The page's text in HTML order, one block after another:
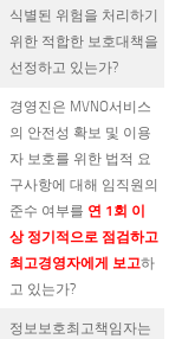
식별된 위험을 처리하기
위한 적합한 보호대책을
선정하고 있는가?
경영진은 MVNO서비스
의 안전성 확보 및 이용
자 보호를 위한 법적 요
구사항에 대해 임직원의
준수 여부를 연 1회 이
상 정기적으로 점검하고
최고경영자에게 보고하
고 있는가?
정보보호최고책임자는